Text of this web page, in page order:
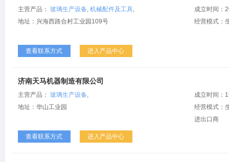
主营产品： 玻璃生产设备, 机械配件及工具,
地址：兴海西路合村工业园109号
成立时间：
经营模式：
查看联系方式 进入产品中心
济南天马机器制造有限公司
主营产品： 玻璃生产设备,
地址：华山工业园
成立时间：
经营模式：
进出口商
查看联系方式 进入产品中心